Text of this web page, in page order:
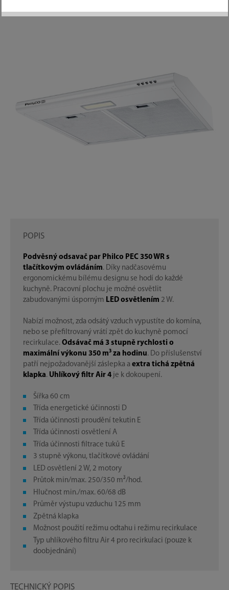
POPIS
Podvěsný odsavač par Philco PEC 350 WR s
tlačítkovým ovládáním. Díky nadčasovému
ergonomickému bílému designu se hodí do každé
kuchyně. Pracovní plochu je možné osvětlit
zabudovanými úsporným LED osvětlením 2 W.
Nabízí možnost, zda odsátý vzduch vypustíte do komína,
nebo se přefiltrovaný vrátí zpět do kuchyně pomocí
recirkulace. Odsávač má 3 stupně rychlosti o
maximální výkonu 350 m³ za hodinu. Do příslušenství
patří nejpožadovanější záslepka a extra tichá zpětná
klapka. Uhlíkový filtr Air 4 je k dokoupení.
Šířka 60 cm
Třída energetické účinnosti D
Třída účinnosti proudění tekutin E
Třída účinnosti osvětlení A
Třída účinnosti filtrace tuků E
3 stupně výkonu, tlačítkové ovládání
LED osvětlení 2 W, 2 motory
Průtok min/max. 250/350 m³/hod.
Hlučnost min./max. 60/68 dB
Průměr výstupu vzduchu 125 mm
Zpětná klapka
Možnost použití režimu odtahu i režimu recirkulace
Typ uhlíkového filtru Air 4 pro recirkulaci (pouze k
doobjednání)
TECHNICKÝ POPIS